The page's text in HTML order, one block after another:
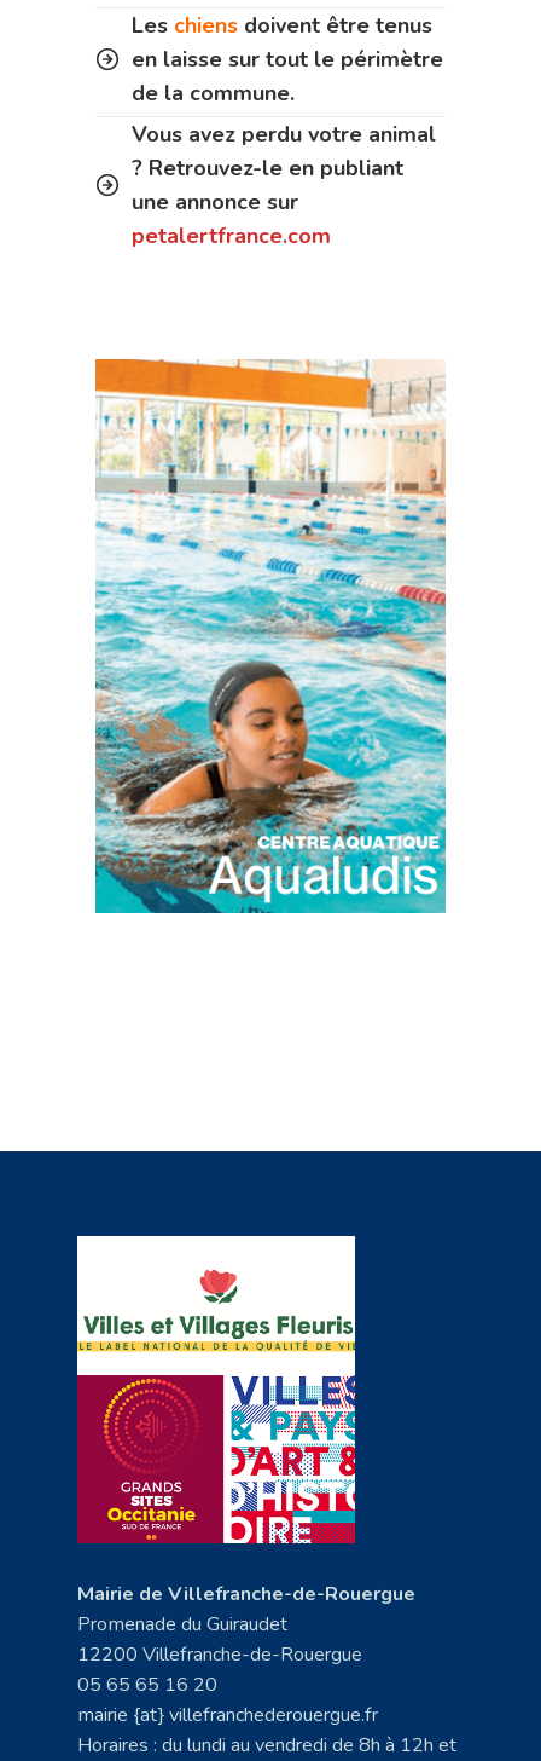
Les chiens doivent être tenus
en laisse sur tout le périmètre
de la commune.
Vous avez perdu votre animal
? Retrouvez-le en publiant
une annonce sur
petalertfrance.com
Mairie de Villefranche-de-Rouergue
Promenade du Guiraudet
12200 Villefranche-de-Rouergue
05 65 65 16 20
mairie {at} villefranchederouergue.fr
Horaires : du lundi au vendredi de 8h à 12h et